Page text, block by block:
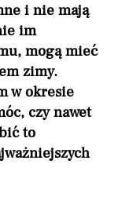
i nie mają
im
mogą mieć
zimy.
w okresie
czy nawet
to